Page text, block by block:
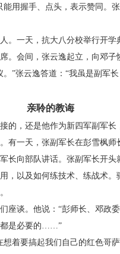
用握手、点头，表示赞同。
一天，抗大八分校举行开学
。会间，张云逸起立，向邓
”张云逸答道：“我虽是副军
亲聆的教诲
，还是他作为新四军副军长
一天，张副军长在彭雪枫师
长向部队讲话。张副军长开头
，以及如何练技术、练战术
谈。他说：“彭师长、邓政
都是必要的……”
要搞起我们自己的红色哥